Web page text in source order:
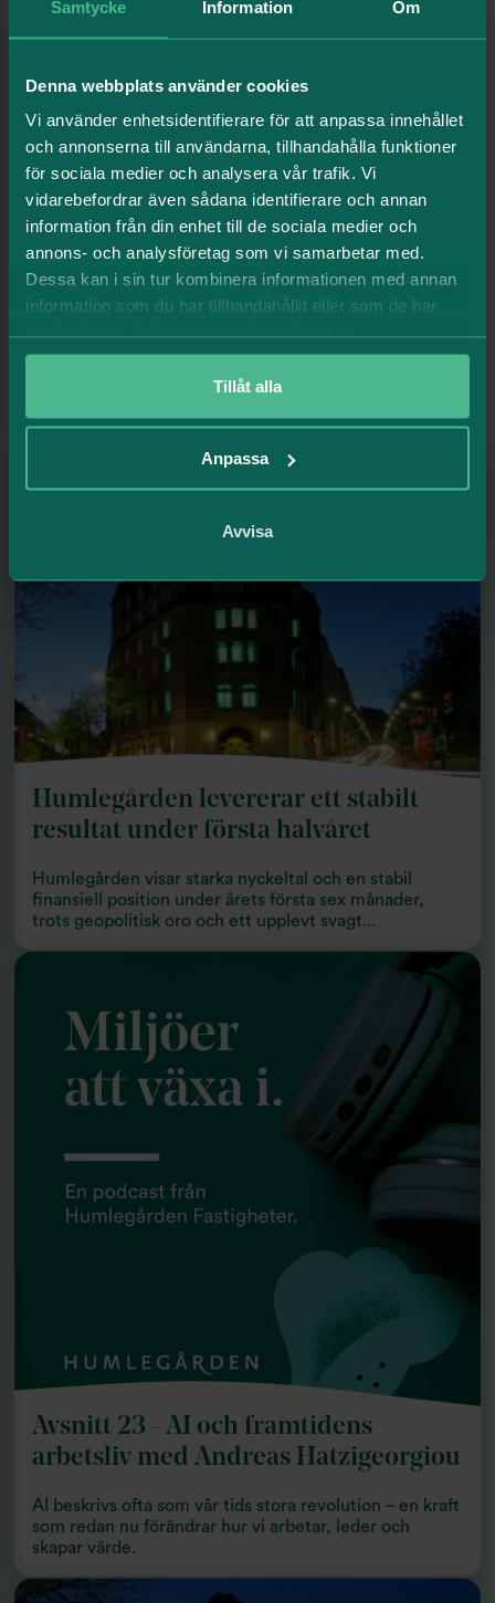
Samtycke Information Om
Denna webbplats använder cookies
Vi använder enhetsidentifierare för att anpassa innehållet
och annonserna till användarna, tillhandahålla funktioner
för sociala medier och analysera vår trafik. Vi
vidarebefordrar även sådana identifierare och annan
information från din enhet till de sociala medier och
annons- och analysföretag som vi samarbetar med.
Dessa kan i sin tur kombinera informationen med annan
information som du har tillhandahållit eller som de har
samlat in när du har använt deras tjänster.
Tillåt alla
Anpassa
Avvisa
Madeleine Castenvik Holt
Marknads- och kommunikationschef,
E-
mail:madeleine.castenvik@humlegarden.se
Tel: 072-058 21 75
Humlegården levererar ett stabilt
resultat under första halvåret
Humlegården visar starka nyckeltal och en stabil
finansiell position under årets första sex månader,
trots geopolitisk oro och ett upplevt svagt...
Avsnitt 23 - AI och framtidens
arbetsliv med Andreas Hatzigeorgiou
AI beskrivs ofta som vår tids stora revolution – en kraft
som redan nu förändrar hur vi arbetar, leder och
skapar värde.